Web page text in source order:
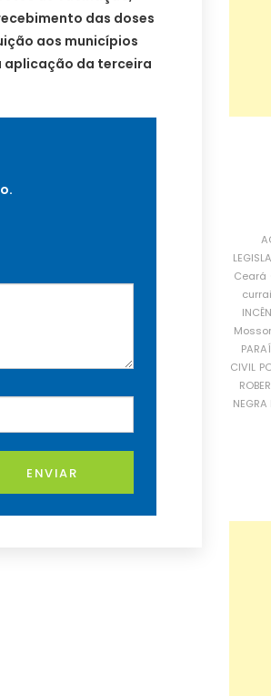
das doses
aos municípios
aplicação da terceira
ENVIAR
Ceará
CIVIL
NEGRA